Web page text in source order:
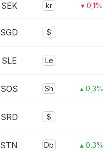
SEK kr ▾ 0,1%
SGD $
SLE Le
SOS Sh ▴ 0,3%
SRD $
STN Db ▴ 0,3%